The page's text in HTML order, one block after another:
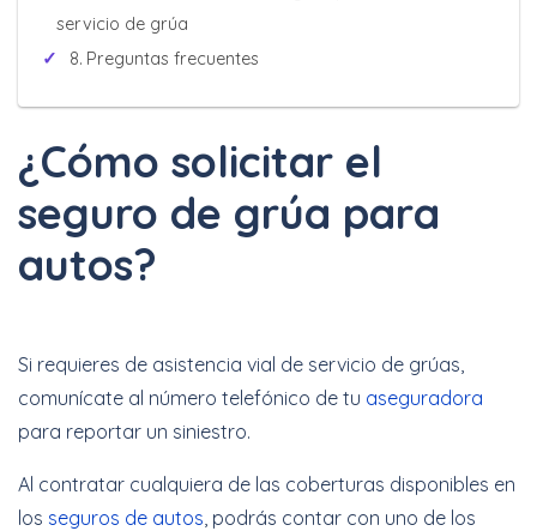
servicio de grúa
Preguntas frecuentes
¿Cómo solicitar el
seguro de grúa para
autos?
Si requieres de asistencia vial de servicio de grúas,
comunícate al número telefónico de tu aseguradora
para reportar un siniestro.
Al contratar cualquiera de las coberturas disponibles en
los seguros de autos, podrás contar con uno de los